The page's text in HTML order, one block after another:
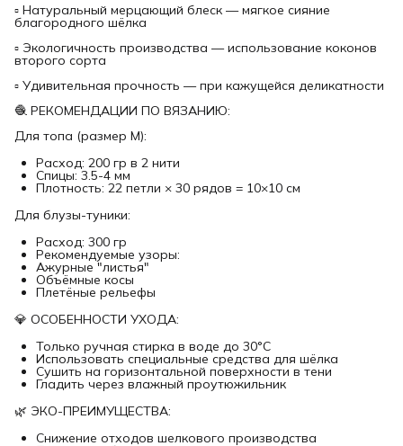
▫ Натуральный мерцающий блеск — мягкое сияние
благородного шёлка
▫ Экологичность производства — использование коконов
второго сорта
▫ Удивительная прочность — при кажущейся деликатности
🧶 РЕКОМЕНДАЦИИ ПО ВЯЗАНИЮ:
Для топа (размер M):
Расход: 200 гр в 2 нити
Спицы: 3.5-4 мм
Плотность: 22 петли × 30 рядов = 10×10 см
Для блузы-туники:
Расход: 300 гр
Рекомендуемые узоры:
Ажурные "листья"
Объёмные косы
Плетёные рельефы
💎 ОСОБЕННОСТИ УХОДА:
Только ручная стирка в воде до 30°C
Использовать специальные средства для шёлка
Сушить на горизонтальной поверхности в тени
Гладить через влажный проутюжильник
🌿 ЭКО-ПРЕИМУЩЕСТВА:
Снижение отходов шелкового производства